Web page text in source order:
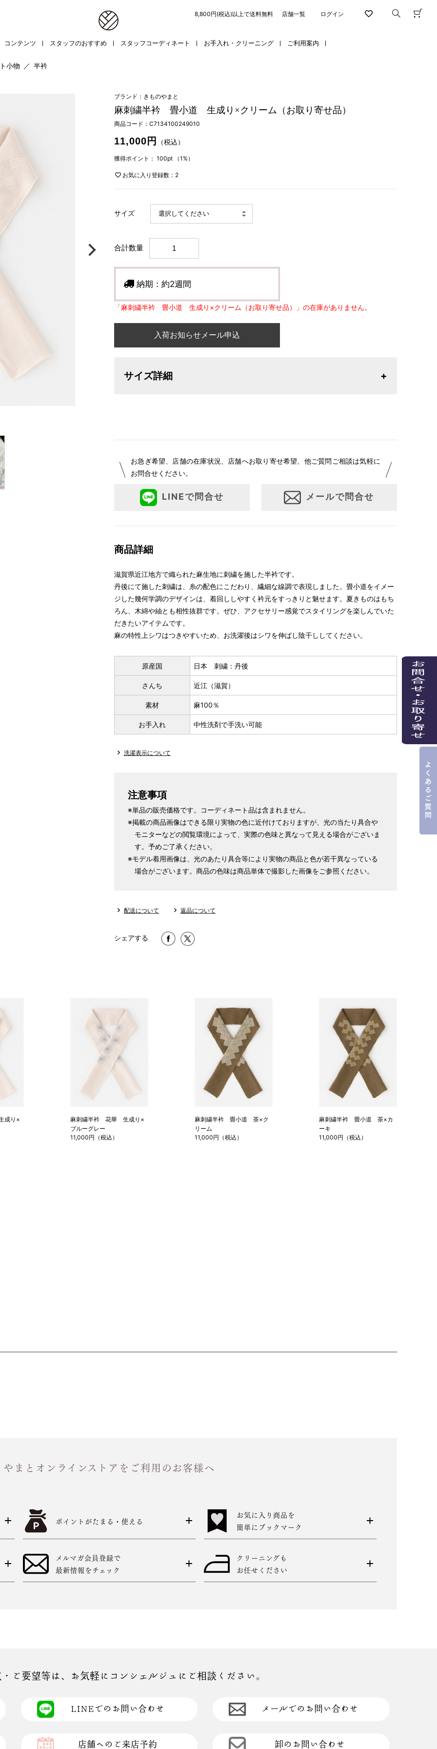
ログイン
8,800円(税込)以上で送料無料 店舗一覧
コンテンツ スタッフのおすすめ スタッフコーディネート お手入れ・クリーニング ご利用案内
小物 ／ 半衿
ブランド：きものやまと
麻刺繍半衿 畳小道 生成り×クリーム（お取り寄せ品）
商品コード： C7134100249010
11,000円 （税込）
獲得ポイント： 100pt （1%）
お気に入り登録数：2
サイズ
合計数量
納期： 約2週間
「麻刺繍半衿 畳小道 生成り×クリーム（お取り寄せ品）」の在庫がありません。
入荷お知らせメール申込
サイズ詳細
お急ぎ希望、店舗の在庫状況、店舗へお取り寄せ希望、他ご質問ご相談は気軽に
お問合せください。
LINEで問合せ メールで問合せ
商品詳細
滋賀県近江地方で織られた麻生地に刺繍を施した半衿です。
丹後にて施した刺繍は、糸の配色にこだわり、繊細な線調で表現しました。畳小道をイメー
ジした幾何学調のデザインは、着回ししやすく衿元をすっきりと魅せます。夏きものはもち
ろん、木綿や紬とも相性抜群です。ぜひ、アクセサリー感覚でスタイリングを楽しんでいた
だきたいアイテムです。
麻の特性上シワはつきやすいため、お洗濯後はシワを伸ばし陰干ししてください。
原産国 日本 刺繍：丹後
さんち 近江（滋賀）
素材 麻100％
お手入れ 中性洗剤で手洗い可能
洗濯表示について
注意事項
※単品の販売価格です。コーディネート品は含まれません。
※掲載の商品画像はできる限り実物の色に近付けておりますが、光の当たり具合や
モニターなどの閲覧環境によって、実際の色味と異なって見える場合がございま
す。予めご了承ください。
※モデル着用画像は、光のあたり具合等により実物の商品と色が若干異なっている
場合がございます。商品の色味は商品単体で撮影した画像をご参照ください。
配送について 返品について
シェアする
成り×
麻刺繍半衿 花華 生成り×
ブルーグレー
11,000円（税込）
麻刺繍半衿 畳小道 茶×ク
リーム
11,000円（税込）
麻刺繍半衿 畳小道 茶×カ
ーキ
11,000円（税込）
やまとオンラインストアをご利用のお客様へ
ポイントがたまる・使える
お気に入り商品を
簡単にブックマーク
メルマガ会員登録で
最新情報をチェック
クリーニングも
お任せください
ご要望等は、お気軽にコンシェルジュにご相談ください。
LINEでのお問い合わせ メールでのお問い合わせ
店舗へのご来店予約 卸のお問い合わせ